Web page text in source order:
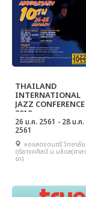
THAILAND
INTERNATIONAL
JAZZ CONFERENCE
2018
26 ม.ค. 2561 - 28 ม.ค.
2561
หอแสดงดนตรี วิทยาลัย
ดุริยางคศิลป์ ม.มหิดล(ศาลา
ยา)